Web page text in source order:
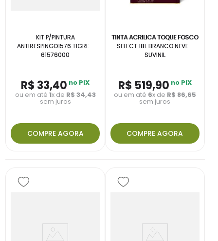
KIT P/PINTURA
ANTIRESPINGO1576 TIGRE -
61576000
R$ 33,40 no PIX
ou em até 1x de R$ 34,43
sem juros
COMPRE AGORA
TINTA ACRILICA TOQUE FOSCO
SELECT 18L BRANCO NEVE -
SUVINIL
R$ 519,90 no PIX
ou em até 6x de R$ 86,65
sem juros
COMPRE AGORA